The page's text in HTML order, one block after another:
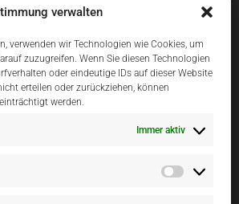
verwalten
verwenden wir Technologien wie Cookies, um
zuzugreifen. Wenn Sie diesen Technologien
oder eindeutige IDs auf dieser Website
erteilen oder zurückziehen, können
werden.
Immer aktiv
Online Bezahlen